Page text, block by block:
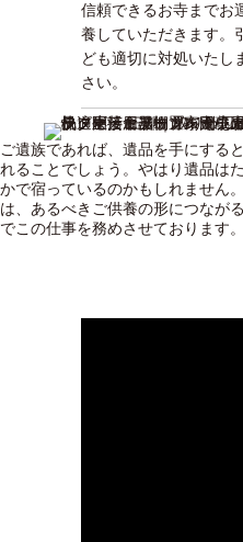
信頼できるお寺までお
養していただきます。
ども適切に対処いたし
さい。
ご遺族であれば、遺品を手にする
れることでしょう。やはり遺品は
かで宿っているのかもしれません
は、あるべきご供養の形につなが
でこの仕事を務めさせております。